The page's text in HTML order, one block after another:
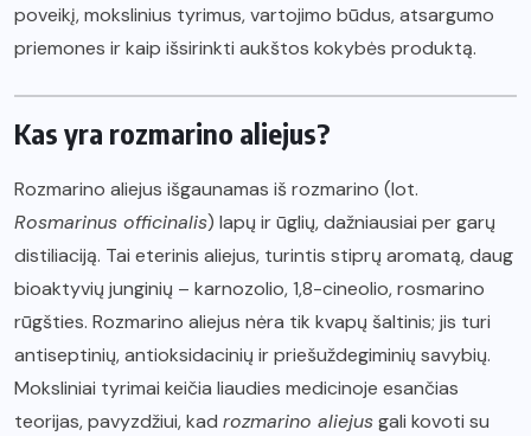
poveikį, mokslinius tyrimus, vartojimo būdus, atsargumo
priemones ir kaip išsirinkti aukštos kokybės produktą.
Kas yra rozmarino aliejus?
Rozmarino aliejus išgaunamas iš rozmarino (lot.
Rosmarinus officinalis) lapų ir ūglių, dažniausiai per garų
distiliaciją. Tai eterinis aliejus, turintis stiprų aromatą, daug
bioaktyvių junginių – karnozolio, 1,8-cineolio, rosmarino
rūgšties. Rozmarino aliejus nėra tik kvapų šaltinis; jis turi
antiseptinių, antioksidacinių ir priešuždegiminių savybių.
Moksliniai tyrimai keičia liaudies medicinoje esančias
teorijas, pavyzdžiui, kad rozmarino aliejusgali kovoti su